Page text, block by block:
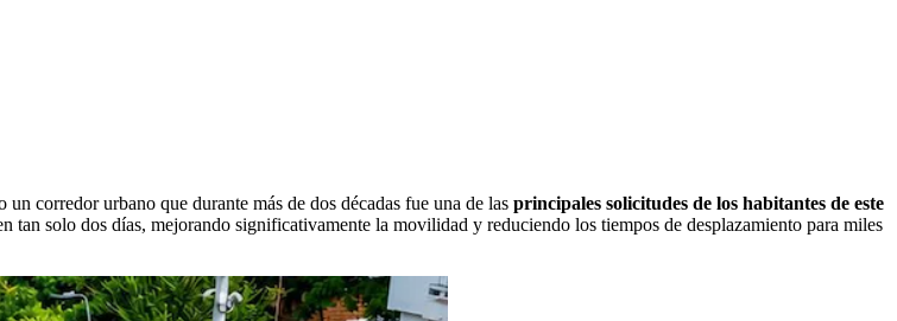
corredor urbano que durante más de dos décadas fue una de las principales solicitudes de los habitantes de este
tan solo dos días, mejorando significativamente la movilidad y reduciendo los tiempos de desplazamiento para miles